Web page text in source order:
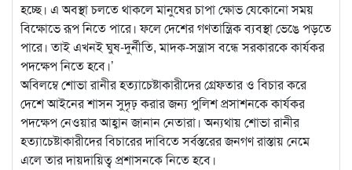
হচ্ছে। এ অবস্থা চলতে থাকলে মানুষের চাপা ক্ষোভ যেকোনো সময়
বিক্ষোভে রূপ নিতে পারে। ফলে দেশের গণতান্ত্রিক ব্যবস্থা ভেঙে পড়তে
পারে। তাই এখনই ঘুষ-দুর্নীতি, মাদক-সন্ত্রাস বন্ধে সরকারকে কার্যকর
পদক্ষেপ নিতে হবে।’
অবিলম্বে শোভা রানীর হত্যাচেষ্টাকারীদের গ্রেফতার ও বিচার করে
দেশে আইনের শাসন সুদৃঢ় করার জন্য পুলিশ প্রসাশনকে কার্যকর
পদক্ষেপ নেওয়ার আহ্বান জানান নেতারা। অন্যথায় শোভা রানীর
হত্যাচেষ্টাকারীদের বিচারের দাবিতে সর্বস্তরের জনগণ রাস্তায় নেমে
এলে তার দায়দায়িত্ব প্রশাসনকে নিতে হবে।